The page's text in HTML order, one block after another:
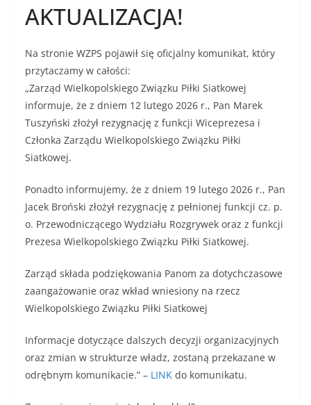
AKTUALIZACJA!
Na stronie WZPS pojawił się oficjalny komunikat, który
przytaczamy w całości:
„Zarząd Wielkopolskiego Związku Piłki Siatkowej
informuje, że z dniem 12 lutego 2026 r., Pan Marek
Tuszyński złożył rezygnację z funkcji Wiceprezesa i
Członka Zarządu Wielkopolskiego Związku Piłki
Siatkowej.
Ponadto informujemy, że z dniem 19 lutego 2026 r., Pan
Jacek Broński złożył rezygnację z pełnionej funkcji cz. p.
o. Przewodniczącego Wydziału Rozgrywek oraz z funkcji
Prezesa Wielkopolskiego Związku Piłki Siatkowej.
Zarząd składa podziękowania Panom za dotychczasowe
zaangażowanie oraz wkład wniesiony na rzecz
Wielkopolskiego Związku Piłki Siatkowej
Informacje dotyczące dalszych decyzji organizacyjnych
oraz zmian w strukturze władz, zostaną przekazane w
odrębnym komunikacie.” – LINK do komunikatu.